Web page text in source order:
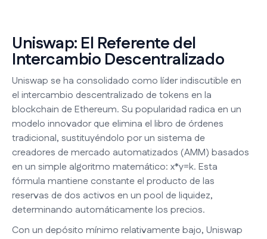
Uniswap: El Referente del
Intercambio Descentralizado
Uniswap se ha consolidado como líder indiscutible en
el intercambio descentralizado de tokens en la
blockchain de Ethereum. Su popularidad radica en un
modelo innovador que elimina el libro de órdenes
tradicional, sustituyéndolo por un sistema de
creadores de mercado automatizados (AMM) basados
en un simple algoritmo matemático: x*y=k. Esta
fórmula mantiene constante el producto de las
reservas de dos activos en un pool de liquidez,
determinando automáticamente los precios.
Con un depósito mínimo relativamente bajo, Uniswap